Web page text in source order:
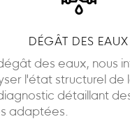
DÉGÂT DES EAUX
des eaux, nous
l'état structurel de
détaillant
adaptées.